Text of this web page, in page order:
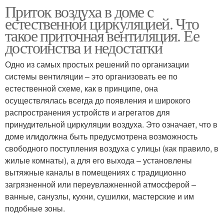
Приток воздуха в доме с
естественной циркуляцией. Что
такое приточная вентиляция. Ее
достоинства и недостатки
Одно из самых простых решений по организации
системы вентиляции – это организовать ее по
естественной схеме, как в принципе, она
осуществлялась всегда до появления и широкого
распространения устройств и агрегатов для
принудительной циркуляции воздуха. Это означает, что в
доме илидолжна быть предусмотрена возможность
свободного поступления воздуха с улицы (как правило, в
жилые комнаты), а для его выхода – установлены
вытяжные каналы в помещениях с традиционно
загрязненной или переувлажненной атмосферой –
ванные, санузлы, кухни, сушилки, мастерские и им
подобные зоны.